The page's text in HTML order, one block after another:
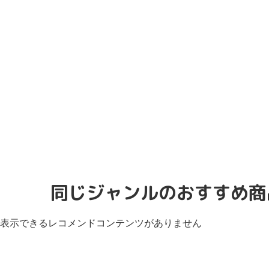
同じジャンルのおすすめ
表示できるレコメンドコンテンツがありません